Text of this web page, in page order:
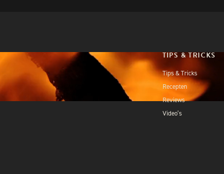
TIPS & TRICKS
Tips & Tricks
Recepten
Reviews
Video’s